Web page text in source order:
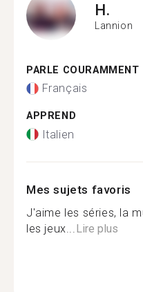
H.
Lannion
PARLE COURAMMENT
Français
APPREND
Italien
Mes sujets favoris
J'aime les séries, la
les jeux... Lire plus